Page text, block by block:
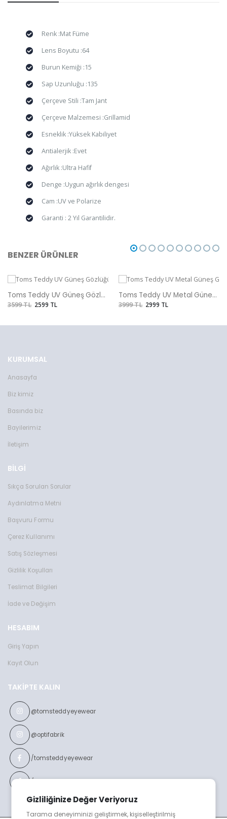
Gizliliğinize Değer Veriyoruz
Tarama deneyiminizi geliştirmek, kişiselleştirilmiş
Renk :Mat Füme
Lens Boyutu :64
Burun Kemiği :15
Sap Uzunluğu :135
Çerçeve Stili :Tam Jant
Çerçeve Malzemesi :Grillamid
Esneklik :Yüksek Kabiliyet
Antialerjik :Evet
Ağırlık :Ultra Hafif
Denge :Uygun ağırlık dengesi
Cam :UV ve Polarize
Garanti : 2 Yıl Garantilidir.
BENZER ÜRÜNLER
Toms Teddy UV Güneş Gözlüğü
3599 TL 2599 TL
Toms Teddy UV Metal Güneş Gözlüğü
3999 TL 2999 TL
KURUMSAL
Anasayfa
Biz kimiz
Basında biz
Bayilerimiz
İletişim
BİLGİ
Sıkça Sorulan Sorular
Aydınlatma Metni
Başvuru Formu
Çerez Kullanımı
Satış Sözleşmesi
Gizlilik Koşulları
Teslimat Bilgileri
İade ve Değişim
HESABIM
Giriş Yapın
Kayıt Olun
TAKIPTE KALIN
@tomsteddyeyewear
@optifabrik
/tomsteddyeyewear
/optifabrikeyewear